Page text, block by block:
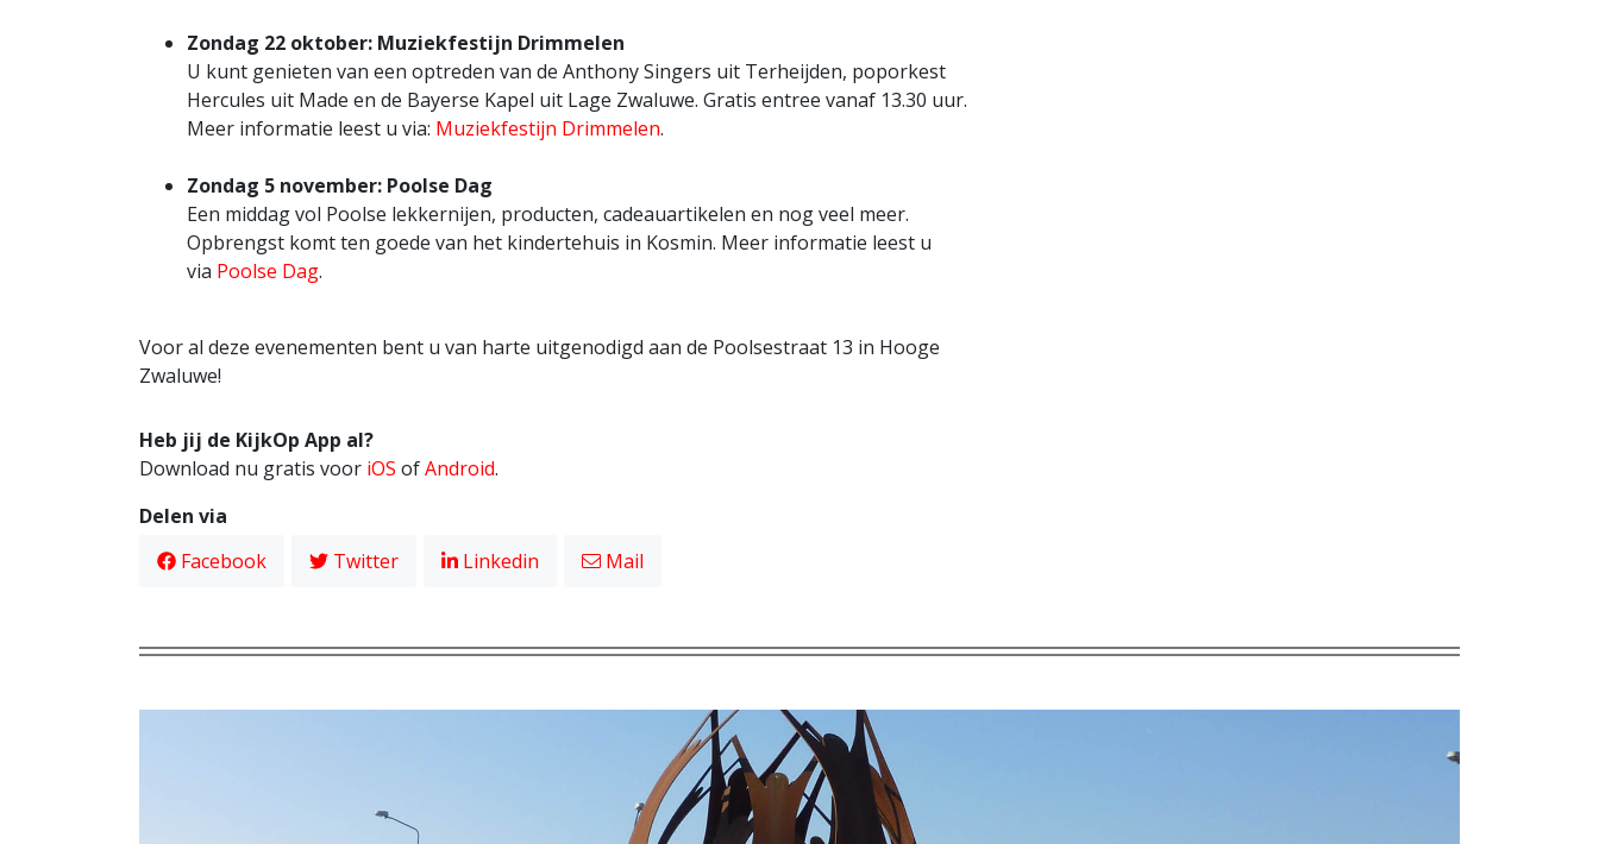
Zondag 22 oktober: Muziekfestijn Drimmelen
U kunt genieten van een optreden van de Anthony Singers uit Terheijden, poporkest
Hercules uit Made en de Bayerse Kapel uit Lage Zwaluwe. Gratis entree vanaf 13.30 uur.
Meer informatie leest u via: Muziekfestijn Drimmelen.
Zondag 5 november: Poolse Dag
Een middag vol Poolse lekkernijen, producten, cadeauartikelen en nog veel meer.
Opbrengst komt ten goede van het kindertehuis in Kosmin. Meer informatie leest u
via Poolse Dag.
Voor al deze evenementen bent u van harte uitgenodigd aan de Poolsestraat 13 in Hooge
Zwaluwe!
Heb jij de KijkOp App al?
Download nu gratis voor iOS ofAndroid.
Delen via
Facebook
Twitter Linkedin Mail